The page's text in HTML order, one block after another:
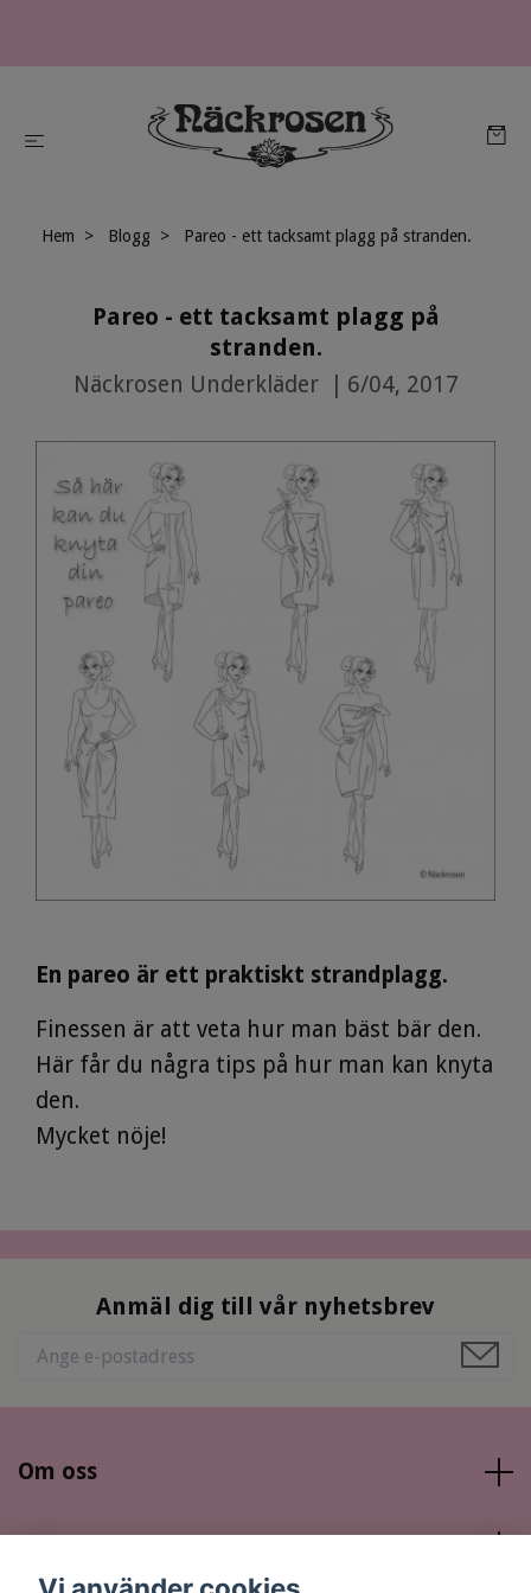
Hem Blogg Pareo - ett tacksamt plagg på stranden.
Pareo - ett tacksamt plagg på
stranden.
Näckrosen Underkläder 6/04, 2017
En pareo är ett praktiskt strandplagg.
Finessen är att veta hur man bäst bär den.
Här får du några tips på hur man kan knyta
den.
Mycket nöje!
Anmäl dig till vår nyhetsbrev
Om oss